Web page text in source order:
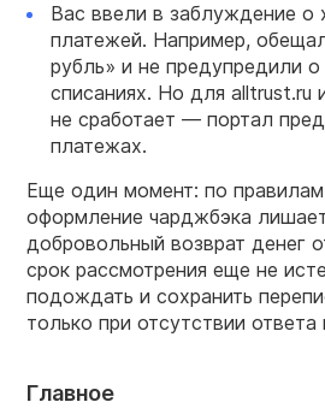
Вас ввели в заблуждение о
платежей. Например,
рубль» и не предупредили о
списаниях. Но для alltrust.ru
не сработает — портал
платежах.
Еще один момент: по правилам
оформление чарджбэка
добровольный возврат денег
срок рассмотрения еще не
подождать и сохранить
только при отсутствии ответа
Главное